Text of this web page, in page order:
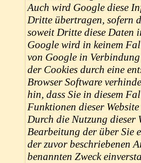
Auch wird Google diese
Dritte übertragen, sofern
soweit Dritte diese Daten
Google wird in keinem
von Google in
der Cookies durch eine
Browser Software
hin, dass Sie in diesem
Funktionen dieser
Durch die Nutzung dieser
Bearbeitung der über Sie
der zuvor beschriebenen
benannten Zweck